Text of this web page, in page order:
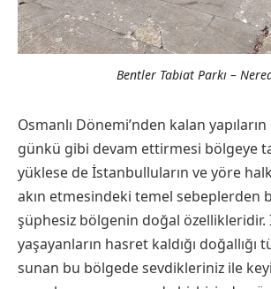
Bentler Tabiat Parkı –
Osmanlı Dönemi’nden kalan yapıların
günkü gibi devam ettirmesi bölgeye
yüklese de İstanbulluların ve yöre
akın etmesindeki temel sebeplerden
şüphesiz bölgenin doğal özellikleridir.
yaşayanların hasret kaldığı doğallığı
sunan bu bölgede sevdikleriniz ile